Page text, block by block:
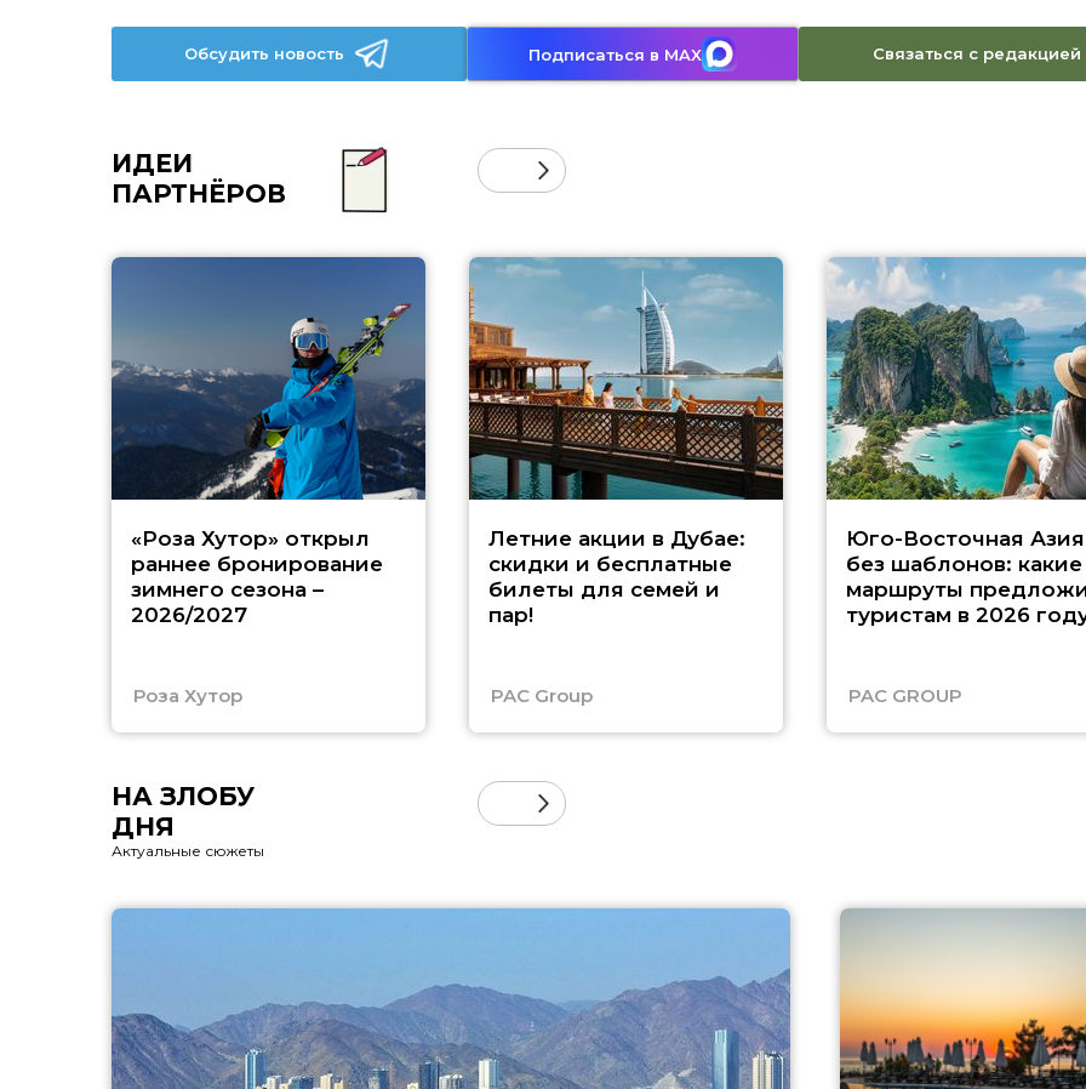
Обсудить новость Подписаться в MAX Связаться с редакцией
ИДЕИ
ПАРТНЁРОВ
«Роза Хутор» открыл
раннее бронирование
зимнего сезона –
2026/2027
Роза Хутор
Летние акции в Дубае:
скидки и бесплатные
билеты для семей и
пар!
PAC Group
Юго-Восточная Азия
без шаблонов: какие
маршруты
туристам в 2026
PAC GROUP
НА ЗЛОБУ
ДНЯ
Актуальные сюжеты